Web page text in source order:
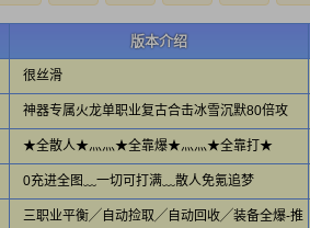
版本介绍
很丝滑
神器专属火龙单职业复古合击冰雪沉默80倍攻
★全散人★灬灬★全靠爆★灬灬★全靠打★
0充进全图﹏一切可打满﹏散人免氪追梦
三职业平衡╱自动捡取╱自动回收╱装备全爆-推